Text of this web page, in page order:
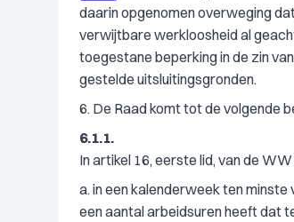
daarin opgenomen overweging
verwijtbare werkloosheid al
toegestane beperking in de zin
gestelde uitsluitingsgronden.
6. De Raad komt tot de volgende
6.1.1.
In artikel 16, eerste lid, van de
a. in een kalenderweek ten
een aantal arbeidsuren heeft dat